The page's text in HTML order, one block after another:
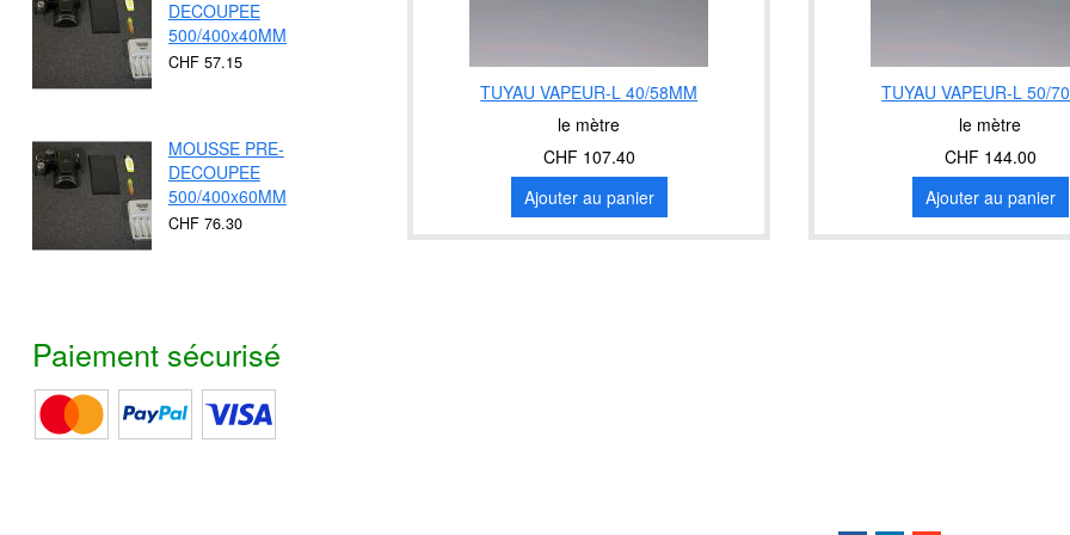
DECOUPEE
500/400x40MM
CHF 57.15
MOUSSE PRE-
DECOUPEE
500/400x60MM
CHF 76.30
Paiement sécurisé
TUYAU VAPEUR-L 40/58MM
le mètre
CHF 107.40
Ajouter au panier
TUYAU VAPEUR-L 50/
le mètre
CHF 144.00
Ajouter au panier